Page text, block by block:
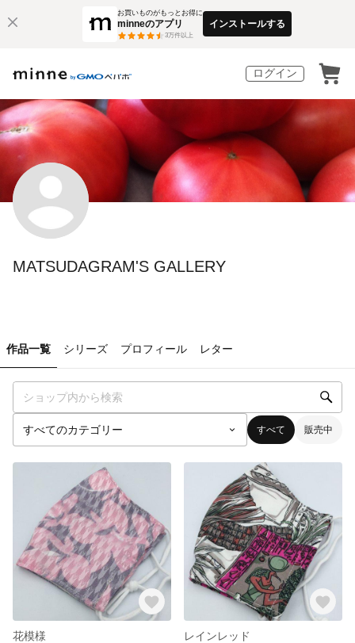
お買いものがもっとお得に
minneのアプリ
3万件以上
インストールする
ログイン
MATSUDAGRAM'S GALLERY
作品一覧 シリーズ プロフィール レター
すべて 販売中
花模様
レインレッド